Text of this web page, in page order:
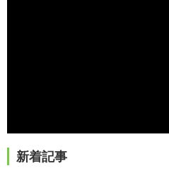
新着記事